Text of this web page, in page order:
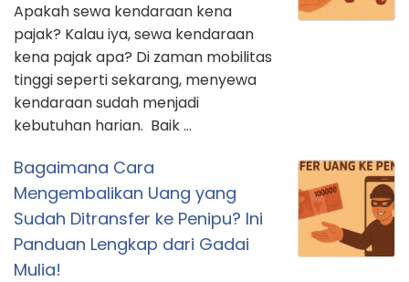
Apakah sewa kendaraan kena
pajak? Kalau iya, sewa kendaraan
kena pajak apa? Di zaman mobilitas
tinggi seperti sekarang, menyewa
kendaraan sudah menjadi
kebutuhan harian. Baik …
Bagaimana Cara
Mengembalikan Uang yang
Sudah Ditransfer ke Penipu? Ini
Panduan Lengkap dari Gadai
Mulia!